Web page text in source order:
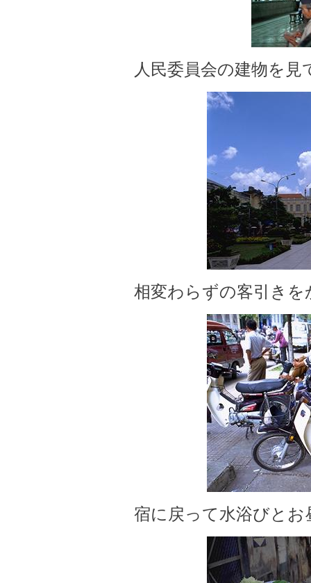
人民委員会の建物を見
相変わらずの客引き
宿に戻って水浴びとお